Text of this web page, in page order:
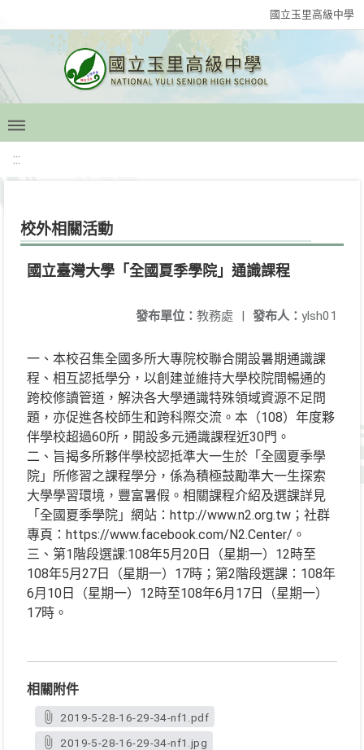
國立玉里高級中學
:::
校外相關活動
國立臺灣大學「全國夏季學院」通識課程
發布人： ylsh01
發布單位： 教務處 |
一、本校召集全國多所大專院校聯合開設暑期通識課
程、相互認抵學分，以創建並維持大學校院間暢通的
跨校修讀管道，解決各大學通識特殊領域資源不足問
題，亦促進各校師生和跨科際交流。本（108）年度夥
伴學校超過60所，開設多元通識課程近30門。
二、旨揭多所夥伴學校認抵準大一生於「全國夏季學
院」所修習之課程學分，係為積極鼓勵準大一生探索
大學學習環境，豐富暑假。相關課程介紹及選課詳見
「全國夏季學院」網站：http://www.n2.org.tw；社群
專頁：https://www.facebook.com/N2.Center/。
三、第1階段選課:108年5月20日（星期一）12時至
108年5月27日（星期一）17時；第2階段選課：108年
6月10日（星期一）12時至108年6月17日（星期一）
17時。
相關附件
2019-5-28-16-29-34-nf1.pdf
2019-5-28-16-29-34-nf1.jpg